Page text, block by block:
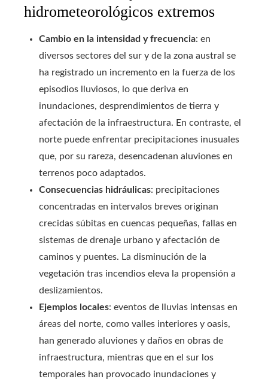
hidrometeorológicos extremos
Cambio en la intensidad y frecuencia: en
diversos sectores del sur y de la zona austral se
ha registrado un incremento en la fuerza de los
episodios lluviosos, lo que deriva en
inundaciones, desprendimientos de tierra y
afectación de la infraestructura. En contraste, el
norte puede enfrentar precipitaciones inusuales
que, por su rareza, desencadenan aluviones en
terrenos poco adaptados.
Consecuencias hidráulicas: precipitaciones
concentradas en intervalos breves originan
crecidas súbitas en cuencas pequeñas, fallas en
sistemas de drenaje urbano y afectación de
caminos y puentes. La disminución de la
vegetación tras incendios eleva la propensión a
deslizamientos.
Ejemplos locales: eventos de lluvias intensas en
áreas del norte, como valles interiores y oasis,
han generado aluviones y daños en obras de
infraestructura, mientras que en el sur los
temporales han provocado inundaciones y